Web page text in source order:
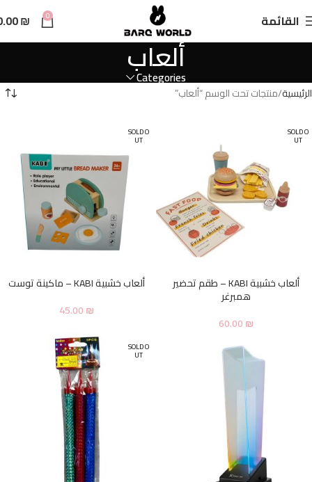
القائمة 0
₪
ألعاب
Categories
الرئيسية منتجات تحت الوسم “ألعاب”
SOLD O
UT
ألعاب خشبية KABI – طقم تحضير
همبرغر
60.00₪
SOLD O
UT
ألعاب خشبية KABI – ماكينة توست
45.00₪
SOLD O
UT